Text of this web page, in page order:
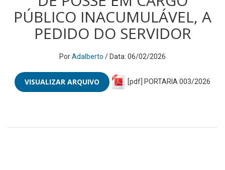
PÚBLICO INACUMULÁVEL, A
PEDIDO DO SERVIDOR
PorAdalberto / Data: 06/02/2026
VISUALIZAR ARQUIVO [pdf] PORTARIA 003/2026